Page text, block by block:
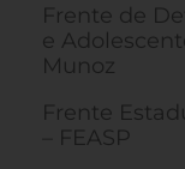
Frente de
e
Munoz
Frente
– FEASP